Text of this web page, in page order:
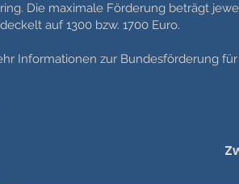
Die maximale Förderung beträgt
auf 1300 bzw. 1700 Euro.
Informationen zur Bundesförderung